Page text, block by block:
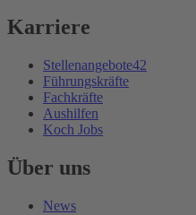
Karriere
Stellenangebote42
Führungskräfte
Fachkräfte
Aushilfen
Koch Jobs
Über uns
News